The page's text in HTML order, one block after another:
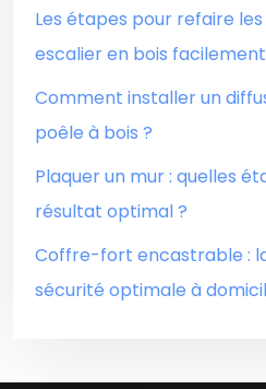
Les étapes pour refaire
escalier en bois facilement
Comment installer un
poêle à bois ?
Plaquer un mur : quelles
résultat optimal ?
Coffre-fort encastrable :
sécurité optimale à